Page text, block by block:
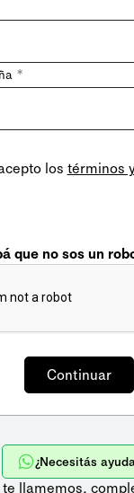
*
los términos
que no sos un
¿Necesitás
llamemos,